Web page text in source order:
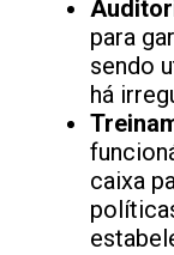
para
sendo
há
caixa